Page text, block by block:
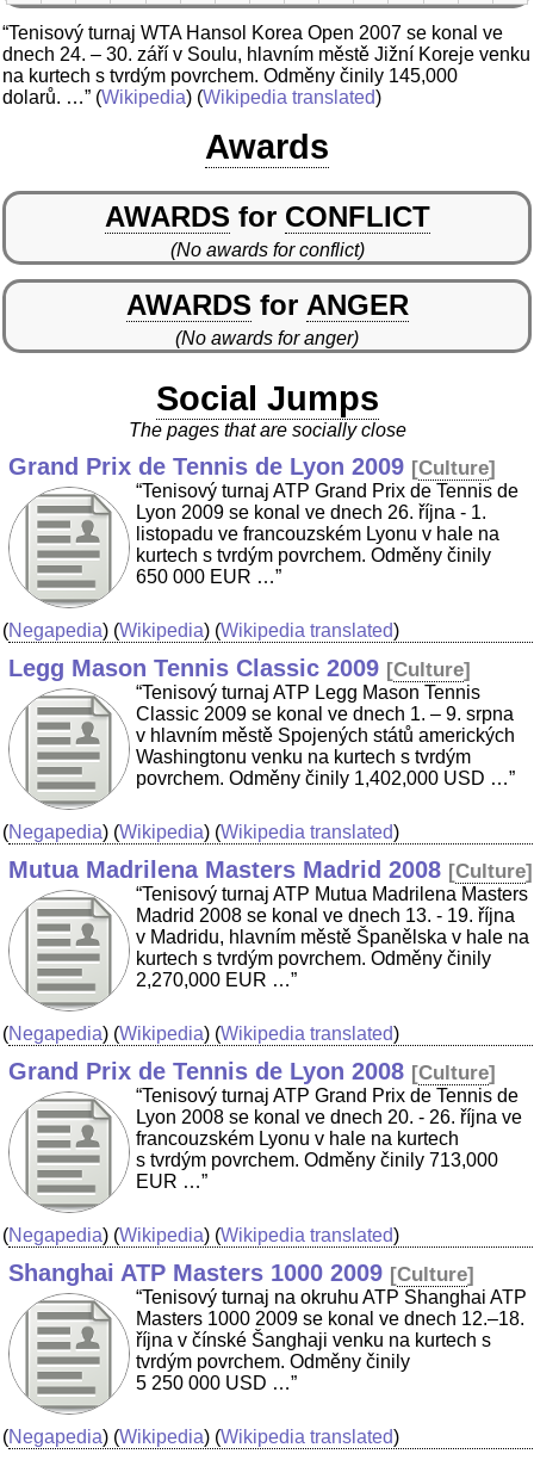
“Tenisový turnaj WTA Hansol Korea Open 2007 se konal ve
dnech 24. – 30. září v Soulu, hlavním městě Jižní Koreje venku
na kurtech s tvrdým povrchem. Odměny činily 145,000
dolarů. …” (Wikipedia) (Wikipedia translated)
Awards
AWARDS for CONFLICT
(No awards for conflict)
AWARDS for ANGER
(No awards for anger)
Social Jumps
The pages that are socially close
Grand Prix de Tennis de Lyon 2009 [Culture]
“Tenisový turnaj ATP Grand Prix de Tennis de
Lyon 2009 se konal ve dnech 26. října - 1.
listopadu ve francouzském Lyonu v hale na
kurtech s tvrdým povrchem. Odměny činily
650 000 EUR …”
(Negapedia) (Wikipedia) (Wikipedia translated)
Legg Mason Tennis Classic 2009 [Culture]
“Tenisový turnaj ATP Legg Mason Tennis
Classic 2009 se konal ve dnech 1. – 9. srpna
v hlavním městě Spojených států amerických
Washingtonu venku na kurtech s tvrdým
povrchem. Odměny činily 1,402,000 USD …”
(Negapedia) (Wikipedia) (Wikipedia translated)
Mutua Madrilena Masters Madrid 2008 [Culture]
“Tenisový turnaj ATP Mutua Madrilena Masters
Madrid 2008 se konal ve dnech 13. - 19. října
v Madridu, hlavním městě Španělska v hale na
kurtech s tvrdým povrchem. Odměny činily
2,270,000 EUR …”
(Negapedia) (Wikipedia) (Wikipedia translated)
Grand Prix de Tennis de Lyon 2008 [Culture]
“Tenisový turnaj ATP Grand Prix de Tennis de
Lyon 2008 se konal ve dnech 20. - 26. října ve
francouzském Lyonu v hale na kurtech
s tvrdým povrchem. Odměny činily 713,000
EUR …”
(Negapedia) (Wikipedia) (Wikipedia translated)
Shanghai ATP Masters 1000 2009 [Culture]
“Tenisový turnaj na okruhu ATP Shanghai ATP
Masters 1000 2009 se konal ve dnech 12.–18.
října v čínské Šanghaji venku na kurtech s
tvrdým povrchem. Odměny činily
5 250 000 USD …”
(Negapedia) (Wikipedia) (Wikipedia translated)